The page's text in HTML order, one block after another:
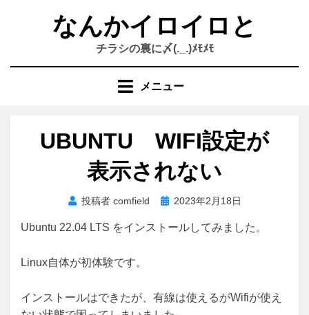
なんかイロイロと
チラシの裏に〆(._.)ﾒﾓﾒﾓ
メニュー
UBUNTU WIFI設定が
表示されない
投稿者 comfield
投
日:
2023年2月18日
Ubuntu 22.04 LTS をインストールしてみました。
Linux自体が初体験です。
インストールはできたが、有線は使えるがWifiが使え